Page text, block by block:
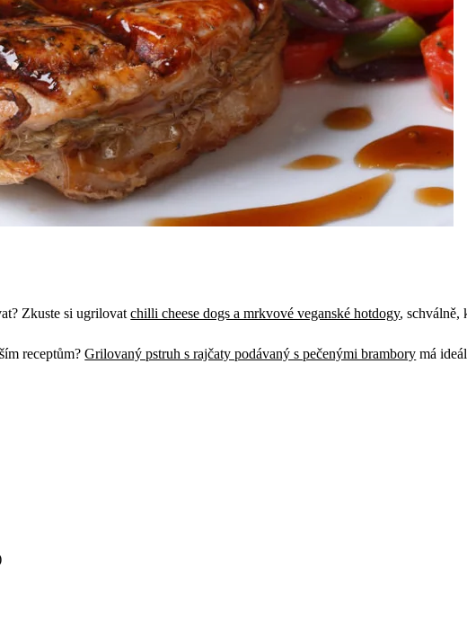
Zkuste si ugrilovatchilli cheese dogs a mrkvové veganské hotdogy, schválně,
receptům?Grilovaný pstruh s rajčaty podávaný s pečenými brambory má